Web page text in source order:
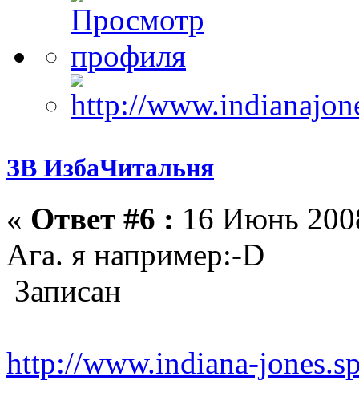
ЗВ ИзбаЧитальня
« Ответ #6 : 16 Июнь
Ага. я например:-D
Записан
http://www.indiana-